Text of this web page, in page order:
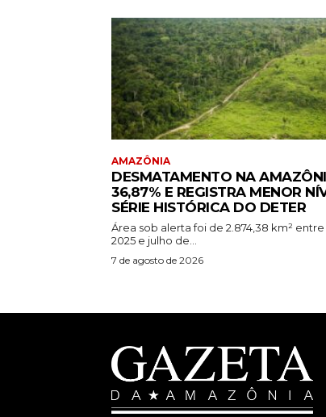
AMAZÔNIA
DESMATAMENTO NA
36,87% E REGISTRA MENOR
SÉRIE HISTÓRICA DO DETER
Área sob alerta foi de 2.874,38 km²
2025 e julho de...
7 de agosto de 2026